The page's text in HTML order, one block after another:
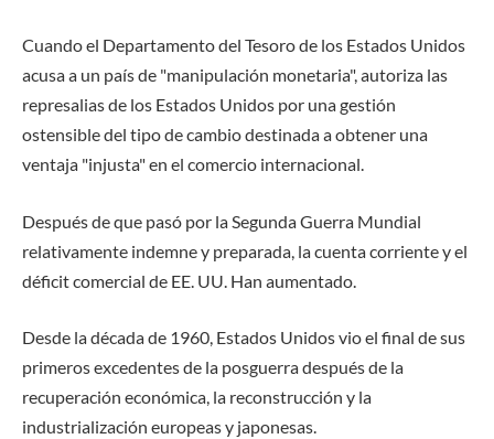
Cuando el Departamento del Tesoro de los Estados Unidos
acusa a un país de "manipulación monetaria", autoriza las
represalias de los Estados Unidos por una gestión
ostensible del tipo de cambio destinada a obtener una
ventaja "injusta" en el comercio internacional.
Después de que pasó por la Segunda Guerra Mundial
relativamente indemne y preparada, la cuenta corriente y el
déficit comercial de EE. UU. Han aumentado.
Desde la década de 1960, Estados Unidos vio el final de sus
primeros excedentes de la posguerra después de la
recuperación económica, la reconstrucción y la
industrialización europeas y japonesas.